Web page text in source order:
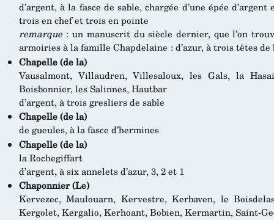
d’argent, à la fasce de sable, chargée d’une épée
trois en chef et trois en pointe
remarque: un manuscrit du siècle dernier, que l’on
armoiries à la famille Chapdelaine : d’azur, à trois têtes de
Chapelle (de la)
Vausalmont, Villaudren, Villesaloux, les Gals, la
Boisbonnier, les Salinnes, Hautbar
d’argent, à trois gresliers de sable
Chapelle (de la)
de gueules, à la fasce d’hermines
Chapelle (de la)
la Rochegiffart
d’argent, à six annelets d’azur, 3, 2 et 1
Chaponnier (Le)
Kervezec, Maulouarn, Kervestre, Kerbaven, le
Kergolet, Kergalio, Kerhoant, Bobien, Kermartin, Saint-